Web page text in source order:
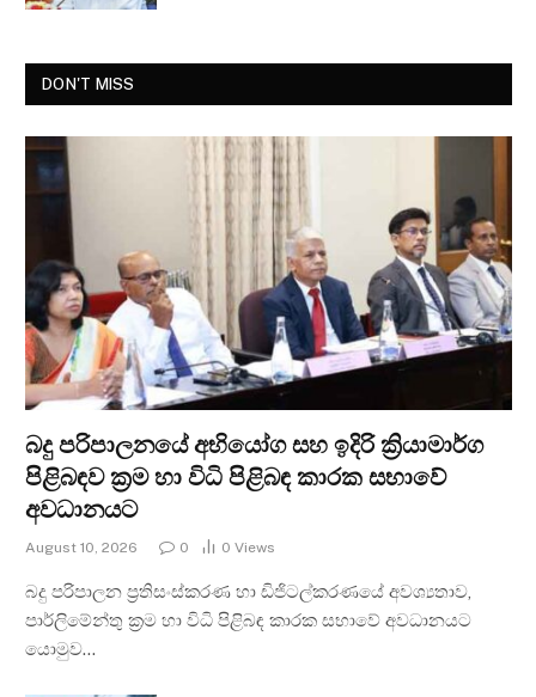
DON'T MISS
බදු පරිපාලනයේ අභියෝග සහ ඉදිරි ක්‍රියාමාර්ග
පිළිබඳව ක්‍රම හා විධි පිළිබඳ කාරක සභාවේ
අවධානයට
August 10, 2026 0 0 Views
බදු පරිපාලන ප්‍රතිසංස්කරණ හා ඩිජිටල්කරණයේ අවශ්‍යතාව,
පාර්ලිමේන්තු ක්‍රම හා විධි පිළිබඳ කාරක සභාවේ අවධානයට
යොමුව…